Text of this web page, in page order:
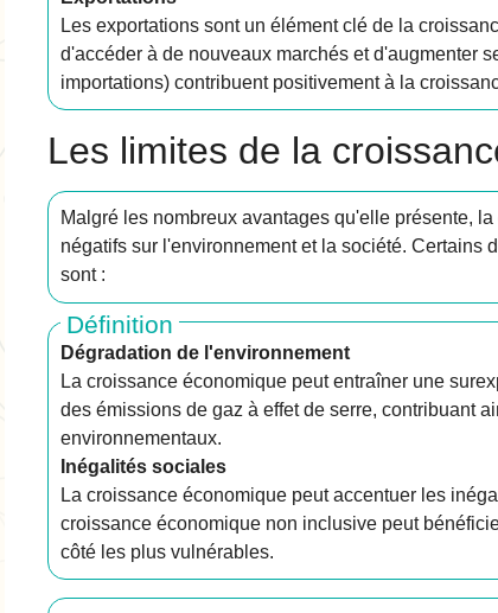
Les exportations sont un élément clé de la
d'accéder à de nouveaux marchés et d'augmenter
importations) contribuent positivement à la
Les limites de la
Malgré les nombreux avantages qu'elle présente,
négatifs sur l'environnement et la société.
sont :
Définition
Dégradation de l'environnement
La croissance économique peut entraîner une
des émissions de gaz à effet de serre, contribuant
environnementaux.
Inégalités sociales
La croissance économique peut accentuer les
croissance économique non inclusive peut
côté les plus vulnérables.